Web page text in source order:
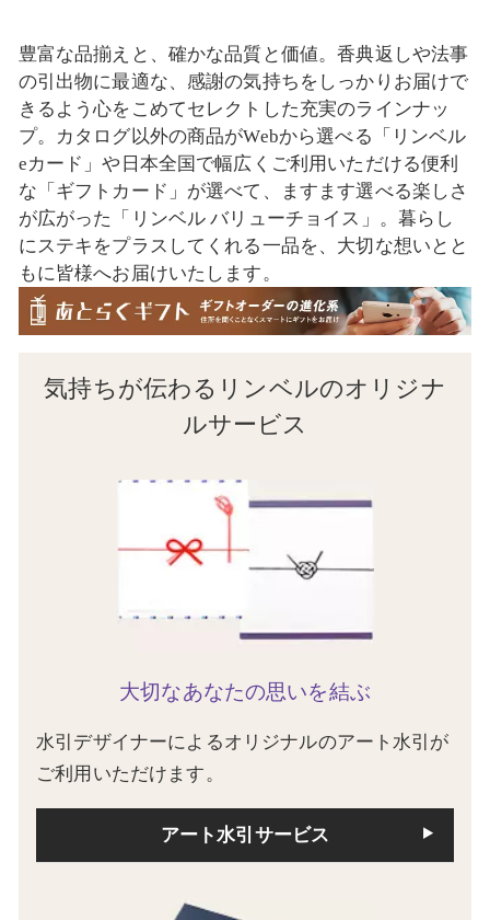
豊富な品揃えと、確かな品質と価値。香典返しや法事
の引出物に最適な、感謝の気持ちをしっかりお届けで
きるよう心をこめてセレクトした充実のラインナッ
プ。カタログ以外の商品がWebから選べる「リンベル
eカード」や日本全国で幅広くご利用いただける便利
な「ギフトカード」が選べて、ますます選べる楽しさ
が広がった「リンベル バリューチョイス」。暮らし
にステキをプラスしてくれる一品を、大切な想いとと
もに皆様へお届けいたします。
気持ちが伝わるリンベルのオリジナ
ルサービス
大切なあなたの思いを結ぶ
水引デザイナーによるオリジナルのアート水引が
ご利用いただけます。
アート水引サービス